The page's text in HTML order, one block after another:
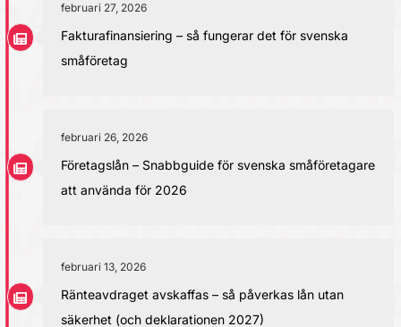
februari 27, 2026
Fakturafinansiering – så fungerar det för svenska
småföretag
februari 26, 2026
Företagslån – Snabbguide för svenska småföretagare
att använda för 2026
februari 13, 2026
Ränteavdraget avskaffas – så påverkas lån utan
säkerhet (och deklarationen 2027)